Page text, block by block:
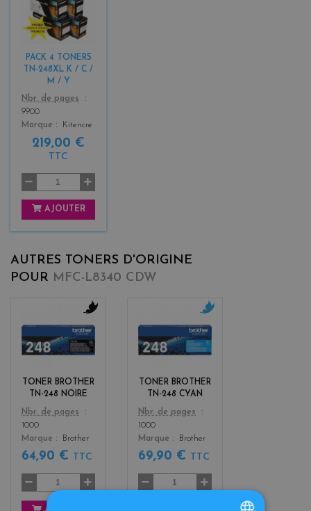
PACK 4 TONERS
TN-248XL K / C /
M / Y
Color
l
a
c
k
+
Nbr. de pages
9900
Marque
Kitencre
219,00 €
TTC
AJOUTER
AUTRES TONERS D'ORIGINE
POUR MFC-L8340 CDW
TONER BROTHER
TN-248 NOIRE
Color
b
l
a
k
Nbr. de pages
1000
Marque
Brother
64,90 € TTC
TONER BROTHER
TN-248 CYAN
Color
c
y
a
Nbr. de pages
1000
Marque
Brother
69,90 € TTC